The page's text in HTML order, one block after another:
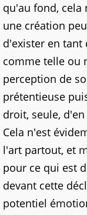
qu'au fond, cela
une création
d'exister en
comme telle ou
perception de
prétentieuse
droit, seule,
Cela n'est
l'art partout, et
pour ce qui est
devant cette
potentiel